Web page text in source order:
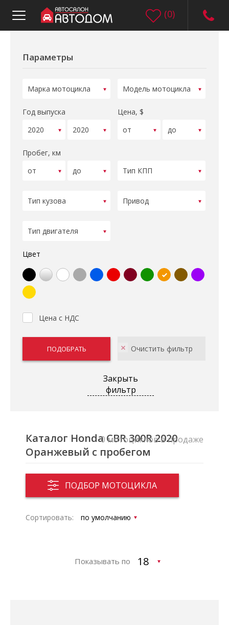
(0)
Параметры
Год выпуска Цена, $
Пробег, км
Цвет
Цена с НДС
Закрыть
фильтр
Каталог Honda CBR 300R 2020
Оранжевый с пробегом
ПОДБОР МОТОЦИКЛА
0 мотоциклов в продаже
Сортировать:
Показывать по